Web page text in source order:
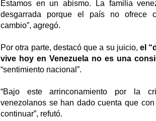
Estamos en un abismo. La familia
desgarrada porque el país no ofrece
cambio”, agregó.
Por otra parte, destacó que a su juicio,el
vive hoy en Venezuela no es una
“sentimiento nacional”.
“Bajo este arrinconamiento por la
venezolanos se han dado cuenta que
continuar”, refutó.